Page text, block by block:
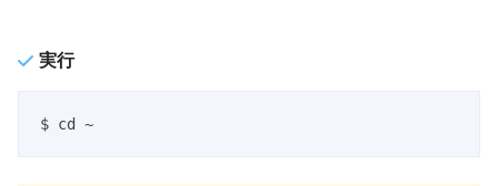
実行
$ cd ~